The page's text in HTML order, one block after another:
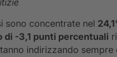
sono concentrate nel
di -3,1 punti percentuali
indirizzando sempre